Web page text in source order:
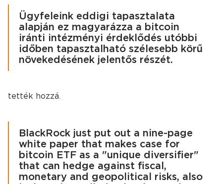
Ügyfeleink eddigi tapasztalata
alapján ez magyarázza a bitcoin
iránti intézményi érdeklődés utóbbi
időben tapasztalható szélesebb körű
növekedésének jelentős részét.
tették hozzá.
BlackRock just put out a nine-page
white paper that makes case for
bitcoin ETF as a "unique diversifier"
that can hedge against fiscal,
monetary and geopolitical risks, also